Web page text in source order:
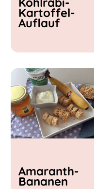
Kartoffel-
Auflauf
Amaranth-
Bananen